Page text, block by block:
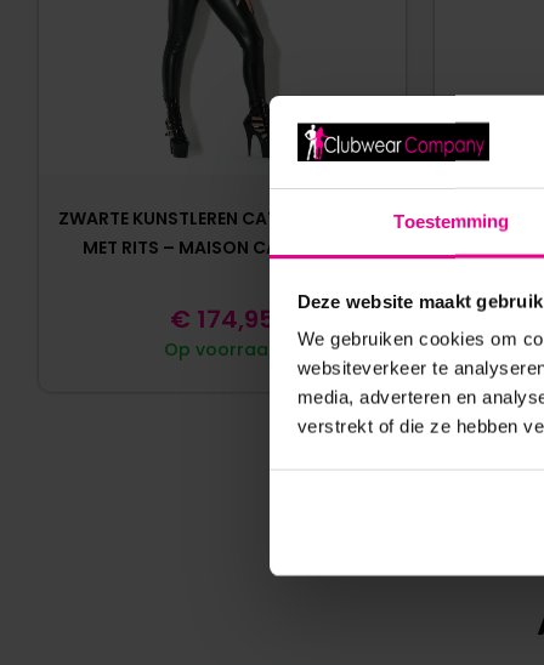
Toestemming
Deze website maakt
We gebruiken cookies om
websiteverkeer te
media, adverteren en
verstrekt of die ze hebben
ZWARTE KUNSTLEREN CATSUIT SWEETY
MET RITS – MAISON CATANZARO
Op voorraad
€ 174,95
WETLOOK